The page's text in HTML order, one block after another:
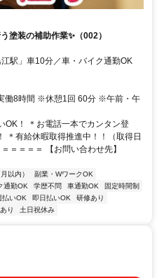
塗装の補助作業✨（002）
駅」車10分／車・バイク通勤OK
働8時間 ※休憩1回 60分 ※午前・午
OK！ ＊お電話一本でカンタン登
＊有給休暇取得推進中！！（取得日
＝＝＝＝ 【お問い合わせ先】
以内）
副業・WワークOK
通勤OK 学歴不問 車通勤OK
固定時間制
払いOK 即日払いOK
研修あり
り 土日祝休み